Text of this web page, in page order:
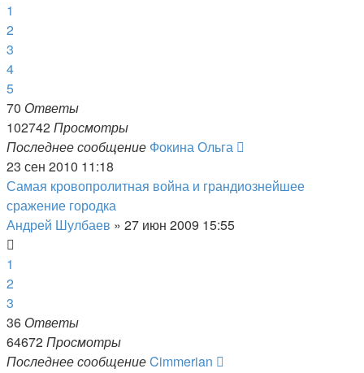
1
2
3
4
5
70 Ответы
102742Просмотры
Последнее сообщение Фокина Ольга
23 сен 2010 11:18
Самая кровопролитная война и грандиознейшее
сражение городка
Андрей Шулбаев » 27 июн 2009 15:55
1
2
3
36 Ответы
64672Просмотры
Последнее сообщениеCimmerian